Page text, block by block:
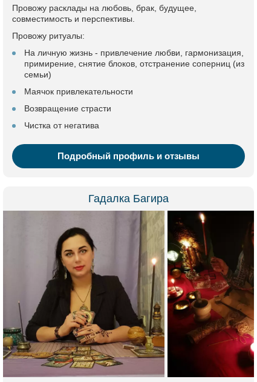
Провожу расклады на любовь, брак, будущее,
совместимость и перспективы.
Провожу ритуалы:
На личную жизнь - привлечение любви, гармонизация,
примирение, снятие блоков, отстранение соперниц (из
семьи)
Маячок привлекательности
Возвращение страсти
Чистка от негатива
Подробный профиль и отзывы
Гадалка Багира